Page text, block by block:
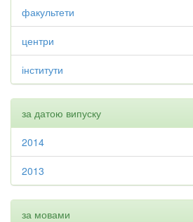
факультети
центри
інститути
за датою випуску
2014
2013
за мовами